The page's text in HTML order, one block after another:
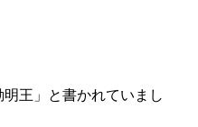
王」と書かれていまし